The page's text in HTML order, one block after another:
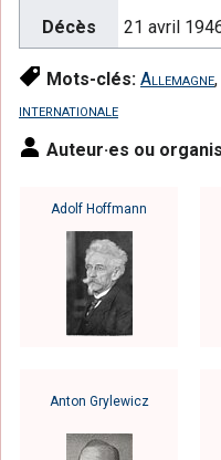
Décès
21 avril
Mots-clés: Allemagne,
internationale
Auteur·es ou
Adolf Hoffmann
Anton Grylewicz